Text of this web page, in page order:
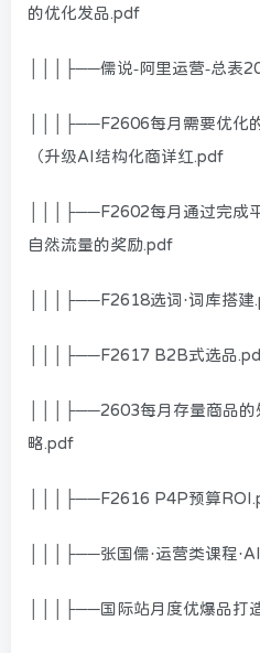
的优化发品.pdf
│││├──儒说-阿里运营-总表
│││├──F2606每月需要优化
（升级AI结构化商详红.pdf
│││├──F2602每月通过完成
自然流量的奖励.pdf
│││├──F2618选词·词库搭建
│││├──F2617 B2B式选品
│││├──2603每月存量商品的
略.pdf
│││├──F2616 P4P预算
│││├──张国儒·运营类课程
│││├──国际站月度优爆品打